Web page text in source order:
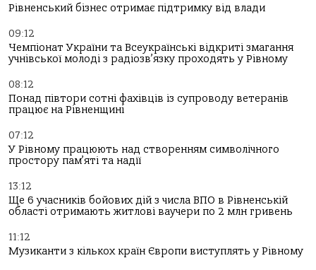
Рівненський бізнес отримає підтримку від влади
09:12
Чемпіонат України та Всеукраїнські відкриті змагання
учнівської молоді з радіозв’язку проходять у Рівному
08:12
Понад півтори сотні фахівців із супроводу ветеранів
працює на Рівненщині
07:12
У Рівному працюють над створенням символічного
простору пам’яті та надії
13:12
Ще 6 учасників бойових дій з числа ВПО в Рівненській
області отримають житлові ваучери по 2 млн гривень
11:12
Музиканти з кількох країн Європи виступлять у Рівному